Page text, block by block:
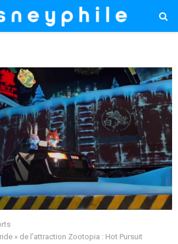
» de l’attraction Zootopia : Hot Pursuit